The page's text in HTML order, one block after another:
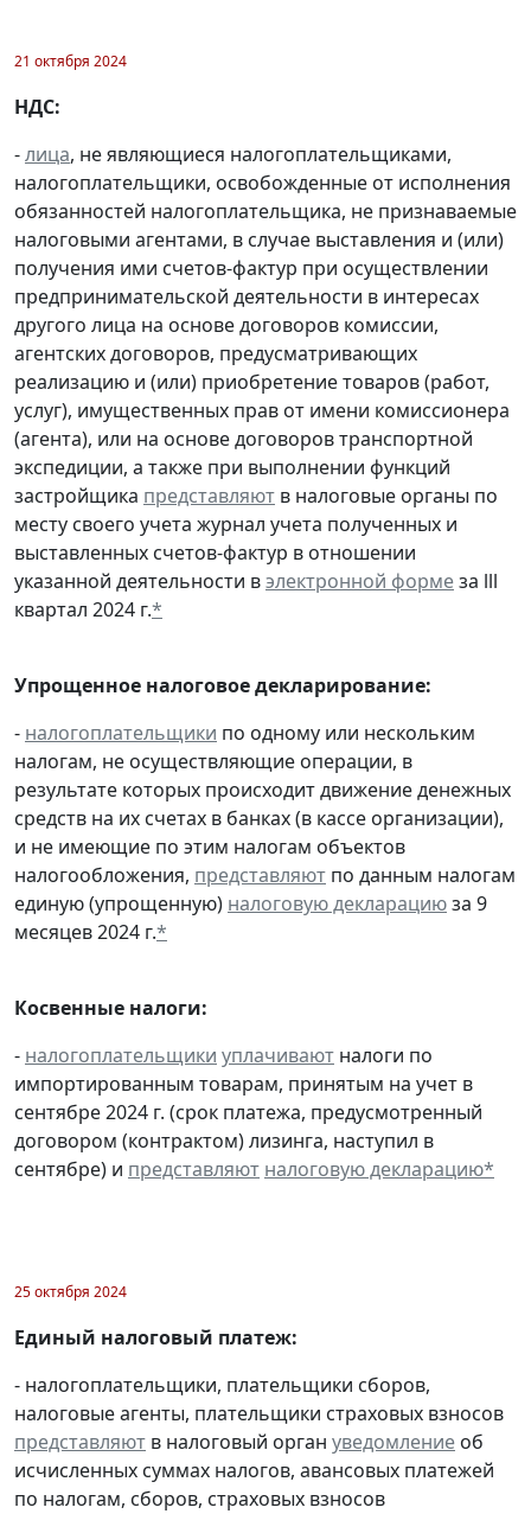
21 октября 2024
НДС:
-лица, не являющиеся налогоплательщиками,
налогоплательщики, освобожденные от исполнения
обязанностей налогоплательщика, не признаваемые
налоговыми агентами, в случае выставления и (или)
получения ими счетов-фактур при осуществлении
предпринимательской деятельности в интересах
другого лица на основе договоров комиссии,
агентских договоров, предусматривающих
реализацию и (или) приобретение товаров (работ,
услуг), имущественных прав от имени комиссионера
(агента), или на основе договоров транспортной
экспедиции, а также при выполнении функций
застройщика представляют в налоговые органы по
месту своего учета журнал учета полученных и
выставленных счетов-фактур в отношении
указанной деятельности вэлектронной формеза lll
квартал 2024 г.*
Упрощенное налоговое декларирование:
- налогоплательщики по одному или нескольким
налогам, не осуществляющие операции, в
результате которых происходит движение денежных
средств на их счетах в банках (в кассе организации),
и не имеющие по этим налогам объектов
налогообложения, представляют по данным налогам
единую (упрощенную) налоговую декларациюза 9
месяцев 2024 г.*
Косвенные налоги:
- налогоплательщики уплачивают налоги по
импортированным товарам, принятым на учет в
сентябре 2024 г. (срок платежа, предусмотренный
договором (контрактом) лизинга, наступил в
сентябре) и представляют налоговую декларацию*
25 октября 2024
Единый налоговый платеж:
- налогоплательщики, плательщики сборов,
налоговые агенты, плательщики страховых взносов
представляют в налоговый орган уведомление об
исчисленных суммах налогов, авансовых платежей
по налогам, сборов, страховых взносов